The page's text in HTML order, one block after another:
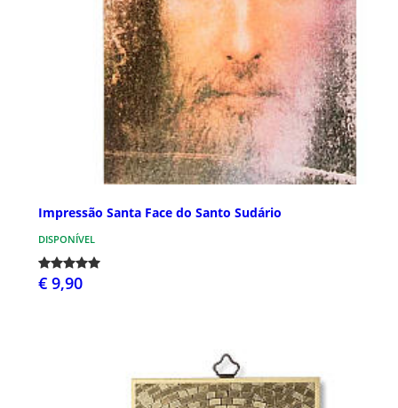
Impressão Santa Face do Santo Sudário
DISPONÍVEL
€ 9,90